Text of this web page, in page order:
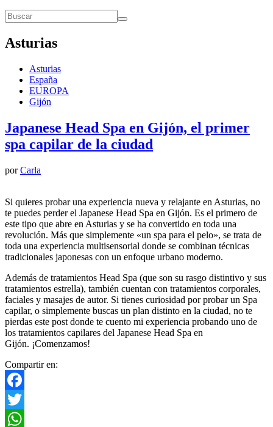
Asturias
Asturias
España
EUROPA
Gijón
Japanese Head Spa en Gijón, el primer
spa capilar de la ciudad
porCarla
Si quieres probar una experiencia nueva y relajante en Asturias, no
te puedes perder el Japanese Head Spa en Gijón. Es el primero de
este tipo que abre en Asturias y se ha convertido en toda una
revolución. Más que simplemente «un spa para el pelo», se trata de
toda una experiencia multisensorial donde se combinan técnicas
tradicionales japonesas con un enfoque urbano moderno.
Además de tratamientos Head Spa (que son su rasgo distintivo y sus
tratamientos estrella), también cuentan con tratamientos corporales,
faciales y masajes de autor. Si tienes curiosidad por probar un Spa
capilar, o simplemente buscas un plan distinto en la ciudad, no te
pierdas este post donde te cuento mi experiencia probando uno de
los tratamientos capilares del Japanese Head Spa en
Gijón. ¡Comenzamos!
Compartir en:
Facebook
Twitter